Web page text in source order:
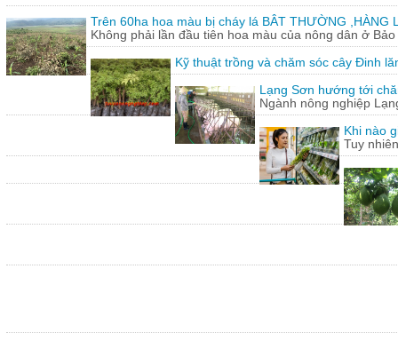
Trên 60ha hoa màu bị cháy lá BÂT THƯỜNG
Không phải lần đầu tiên hoa màu của nông dân ở
Kỹ thuật trồng và chăm sóc cây Đinh
Lạng Sơn hướng tới
Ngành nông nghiệp
Khi nào
Tuy